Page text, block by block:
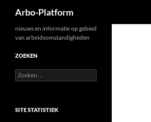
Arbo-Platform
nieuws en informatie op gebied
van arbeidsomstandigheden
ZOEKEN
Zoeken
naar:
SITE STATISTIEK